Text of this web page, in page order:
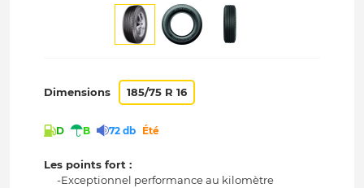
Dimensions 185/75 R 16
D B 72 db Été
Les points fort :
-Exceptionnel performance au kilomètre